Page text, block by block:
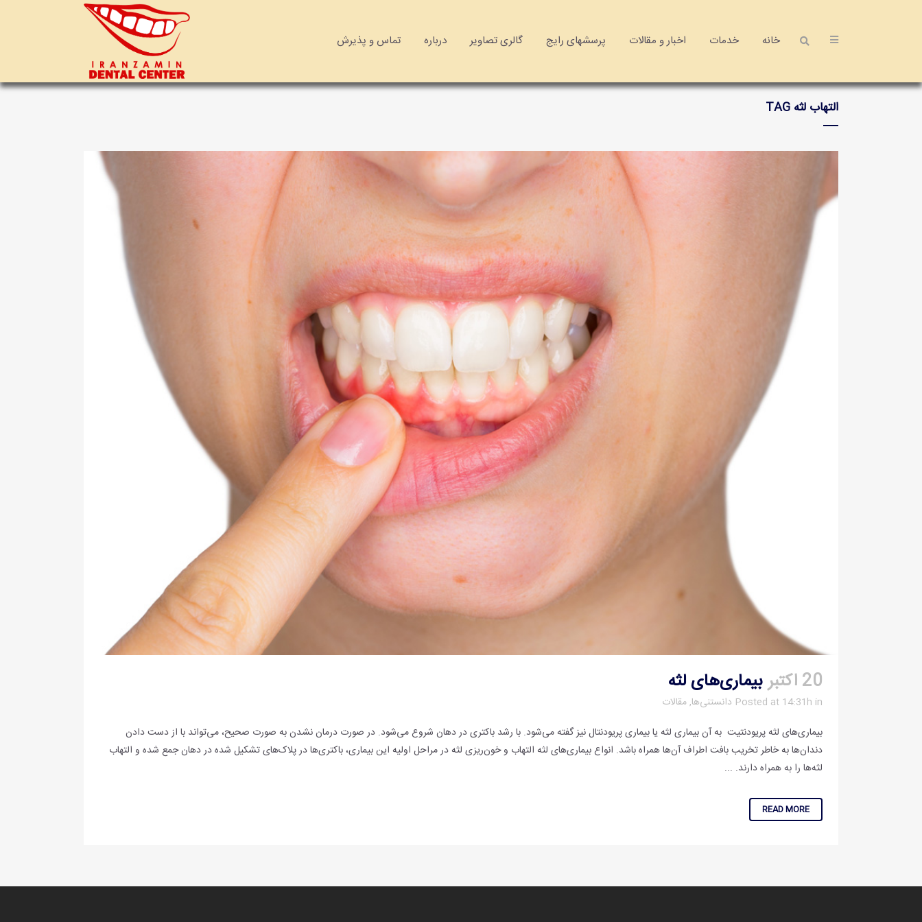
خانه خدمات اخبار و مقالات پرسشهای رایج گالری تصاویر درباره تماس و پذیرش
التهاب لثه TAG
20 اکتبر بیماری‌های لثه
Posted at 14:31h in دانستنی‌ها,مقالات
بیماری‌های لثه پریودنتیت به آن بیماری لثه یا بیماری پریودنتال نیز گفته می‌شود. با رشد باکتری در دهان شروع می‌شود. در صورت درمان نشدن به صورت صحیح، می‌تواند با از دست دادن
دندان‌ها به خاطر تخریب بافت اطراف آن‌ها همراه باشد. انواع بیماری‌های لثه التهاب و خون‌ریزی لثه در مراحل اولیه این بیماری، باکتری‌ها در پلاک‌های تشکیل شده در دهان جمع شده و التهاب
لثه‌ها را به همراه دارند. ...
READ MORE